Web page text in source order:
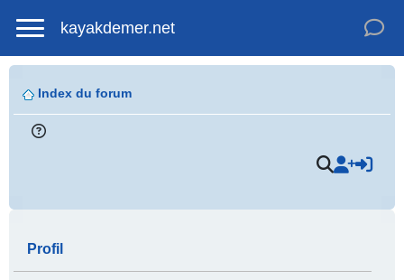
kayakdemer.net
Index du forum
Profil